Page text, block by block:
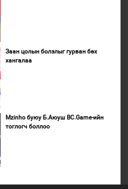
Заан цолын болзлыг гурван бөх
хангалаа
Mzinho буюу Б.Аюуш BC.Game-ийн
тоглогч боллоо